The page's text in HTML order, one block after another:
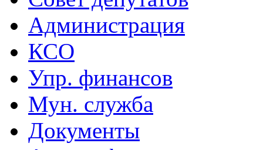
Администрация
КСО
Упр. финансов
Мун. служба
Документы